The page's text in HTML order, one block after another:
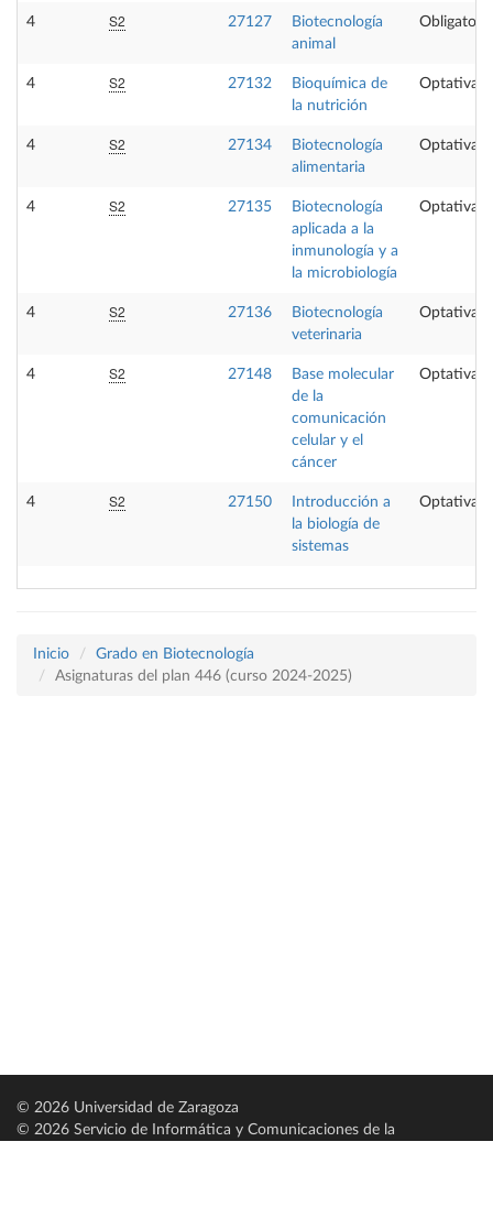
4 S2 27127
Biotecnología
animal
Obligatoria
4 S2 27132
Bioquímica de
la nutrición
Optativa
4 S2 27134
Biotecnología
alimentaria
Optativa
4 S2 27135
Biotecnología
aplicada a la
inmunología y a
la microbiología
Optativa
4 S2 27136
Biotecnología
veterinaria
Optativa
4 S2 27148
Base molecular
de la
comunicación
celular y el
cáncer
Optativa
4 S2 27150
Introducción a
la biología de
sistemas
Optativa
Inicio
Grado en Biotecnología
Asignaturas del plan 446 (curso 2024-2025)
© 2026 Universidad de Zaragoza
© 2026 Servicio de Informática y Comunicaciones de la